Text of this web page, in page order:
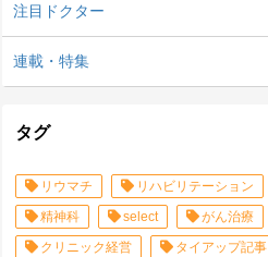
注目ドクター
連載・特集
タグ
リウマチ リハビリテーション
精神科
select がん治療
クリニック経営
タイアップ記事